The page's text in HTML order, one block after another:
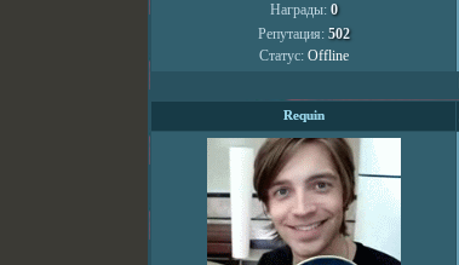
Награды: 0
Репутация: 502
Статус: Offline
Requin